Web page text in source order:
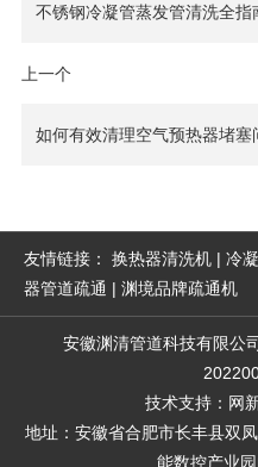
不锈钢冷凝管蒸发管清洗全
上一个
如何有效清理空气预热器堵
友情链接： 换热器清洗机 | 冷
器管道疏通 | 渊境品牌疏通机
安徽渊清管道科技有限公司
技术支持 ： 网
地址：安徽省合肥市长丰县双
能数控产业